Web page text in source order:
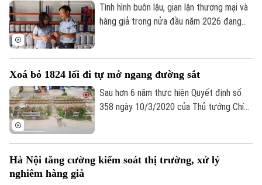
diễn ra trong thời gian dài dưới vỏ bọc
kinh doanh karaoke.
Tình hình buôn lậu, gian lận thương mại và
hàng giả trong nửa đầu năm 2026 đang
năm, lực lượng chức năng cả nước đã
phát hiện và xử lý gần 68.000 vụ vi phạm,
tăng hơn 36% so với cùng kỳ năm ngoái.
Xoá bỏ 1824 lối đi tự mở ngang đường sắt
Sau hơn 6 năm thực hiện Quyết định số
358 ngày 10/3/2020 của Thủ tướng Chính
Hà Nội tăng cường kiểm soát thị trường, xử lý
nghiêm hàng giả